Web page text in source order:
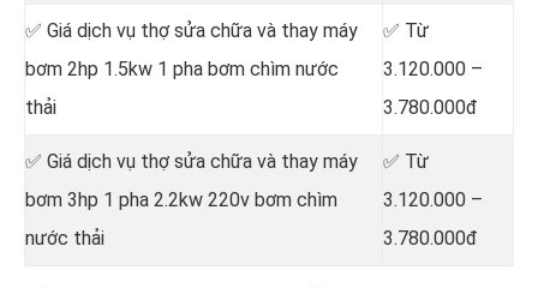
✅ Giá dịch vụ thợ sửa chữa và thay máy
bơm 2hp 1.5kw 1 pha bơm chìm nước
thải
✅ Từ
3.120.000 –
3.780.000đ
✅ Giá dịch vụ thợ sửa chữa và thay máy
bơm 3hp 1 pha 2.2kw 220v bơm chìm
nước thải
✅ Từ
3.120.000 –
3.780.000đ